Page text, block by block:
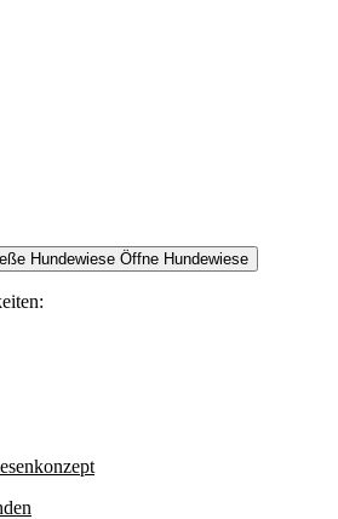
Hundewiese Öffne Hundewiese